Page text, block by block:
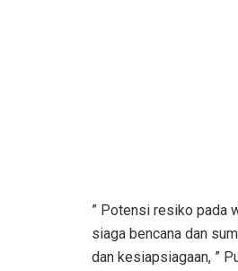
” Potensi resiko pada
siaga bencana dan
dan kesiapsiagaan, ”